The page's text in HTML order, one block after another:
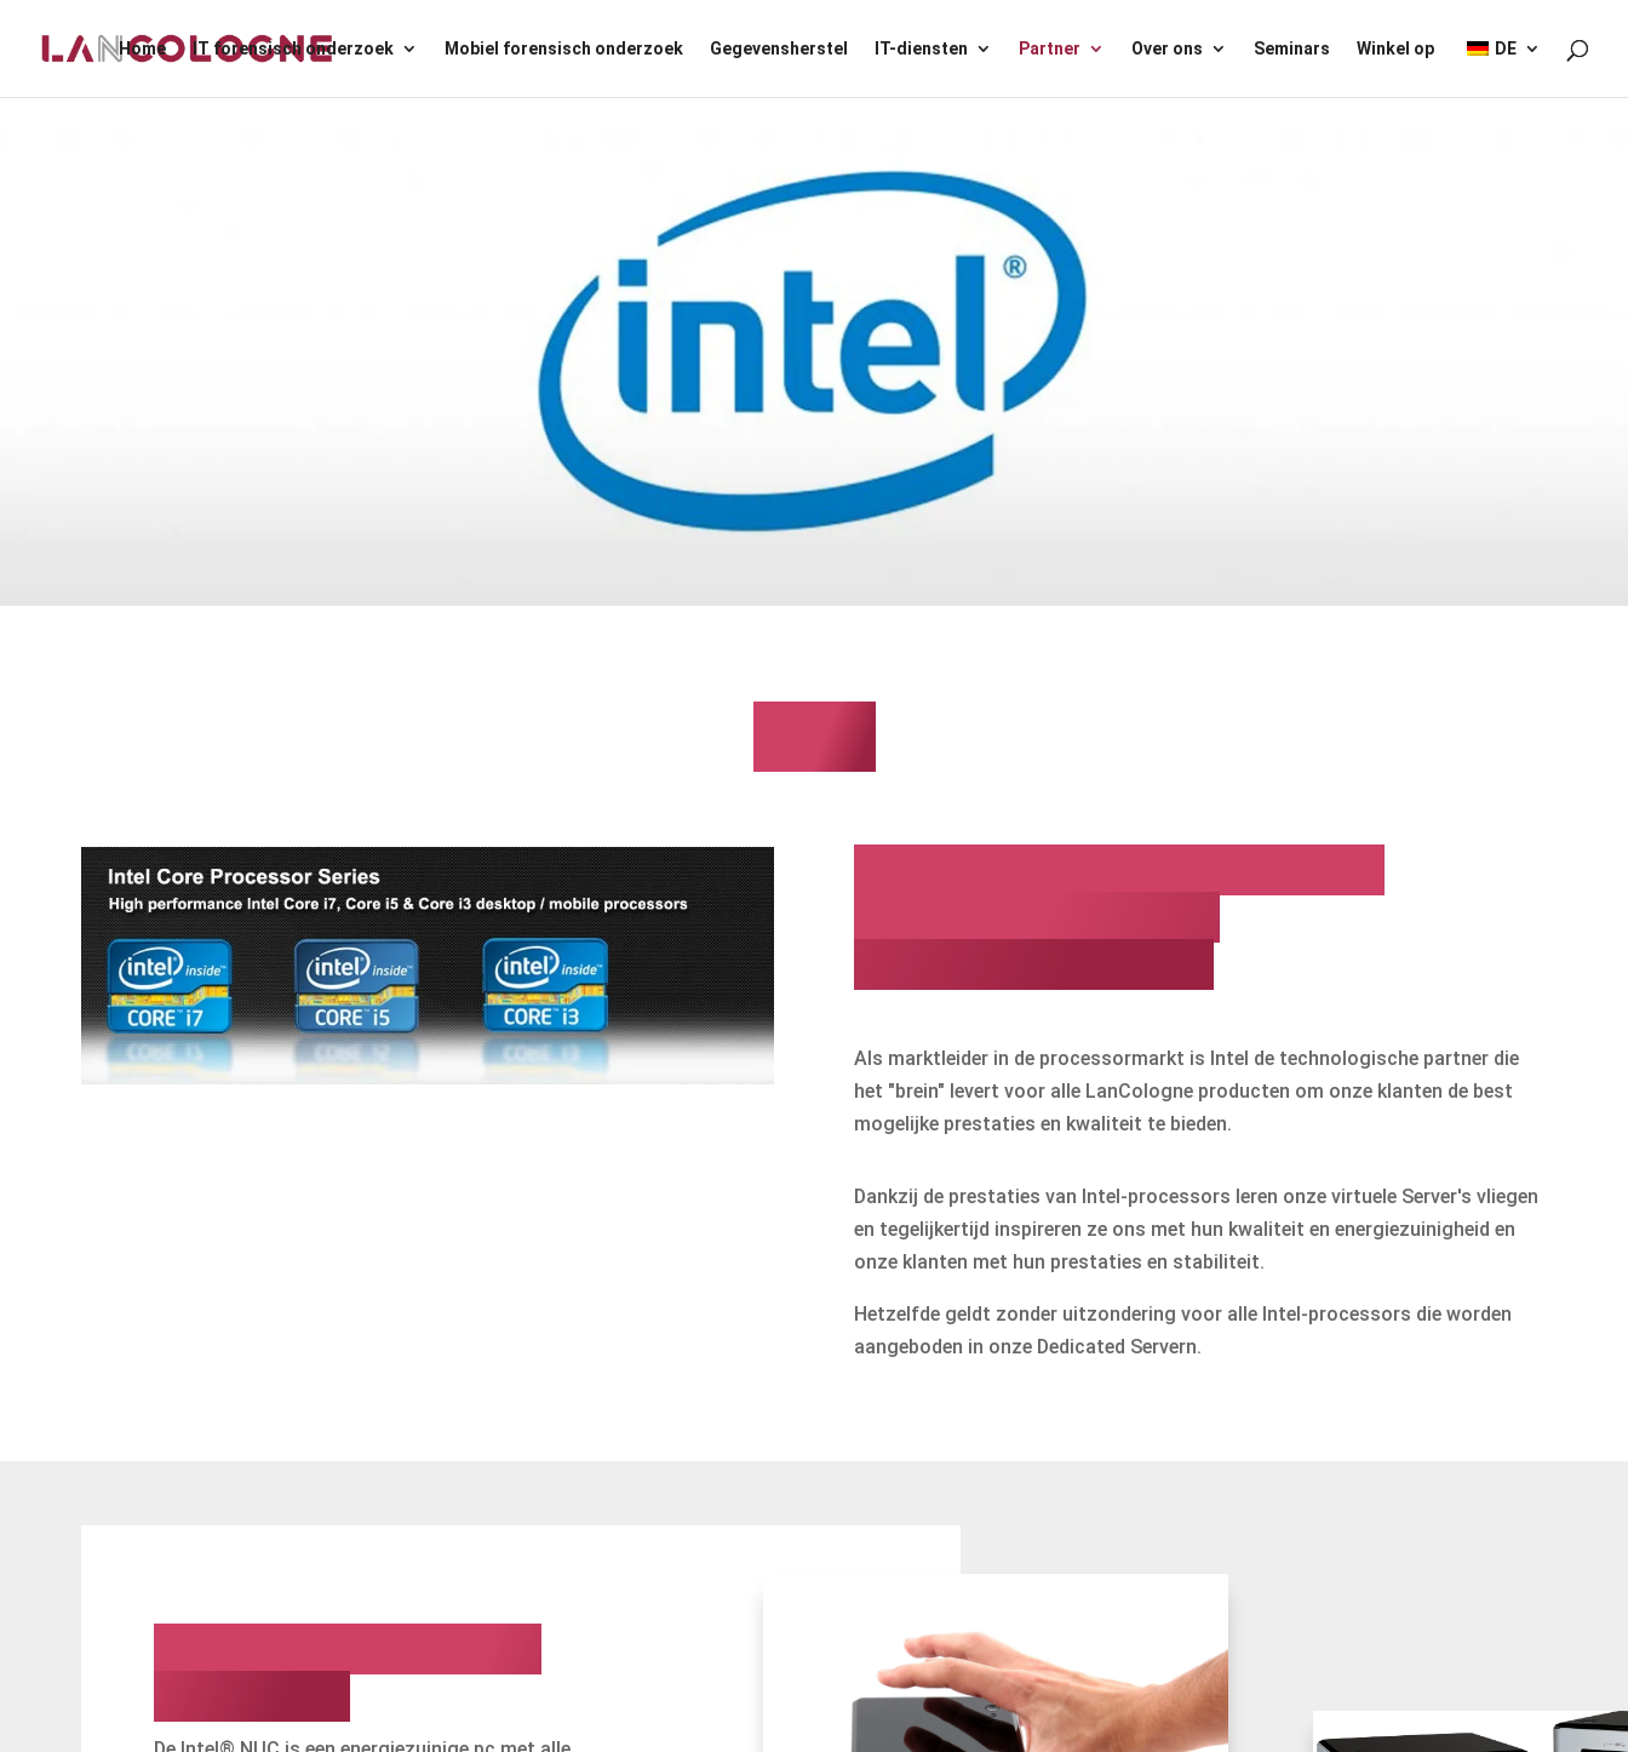
Home IT forensisch onderzoek Mobiel forensisch onderzoek Gegevensherstel IT-diensten Partner Over ons Seminars Winkel op DE
Als marktleider in de processormarkt is Intel de technologische partner die
het "brein" levert voor alle LanCologne producten om onze klanten de best
mogelijke prestaties en kwaliteit te bieden.
Dankzij de prestaties van Intel-processors leren onze virtuele Server's vliegen
en tegelijkertijd inspireren ze ons met hun kwaliteit en energiezuinigheid en
onze klanten met hun prestaties en stabiliteit.
Hetzelfde geldt zonder uitzondering voor alle Intel-processors die worden
aangeboden in onze Dedicated Servern.